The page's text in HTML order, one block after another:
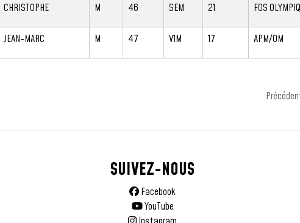
CHRISTOPHE M 46 SEM 21 FOS
JEAN-MARC M 47 V1M 17 APM/OM
SUIVEZ-NOUS
Facebook
YouTube